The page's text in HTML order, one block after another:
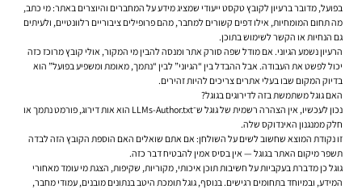
בפועל, מדובר ברעיון לקובץ טקסט ייעודי שמציג מידע על המחברים והיוצרים באתר: מי כתב,
מה תחום המומחיות, אילו דפים קשורים למחבר, מהם פרופילים ציבוריים רלוונטיים, ולעיתים
גם הנחיות או הקשר לשימוש בתוכן.
הרעיון נשמע הגיוני. אם מודל שפה סורק אתר ומנסה להבין מי המקור, אולי קובץ מרוכז כזה
יכול לפשט את העבודה. אבל ההבדל בין “הגיוני” לבין “נתמך, מאומת ומשפיע בפועל” הוא
בדיוק המקום שבו בעלי אתרים צריכים להיות זהירים.
האם גוגל משתמשת בזה לדירוגים בגוגל?
נכון לעכשיו, אין הצהרה רשמית של גוגל ש־LLMs-Author.txt הוא אות דירוג, פורמט נתמך או
חלק ממנגנון האינדוקס שלה.
זו נקודת המוצא שחשוב לשים על השולחן: אם אתם שואלים האם הוספת הקובץ הזה לבדה
תשפר מיקום האתר בגוגל — אין בסיס אמין להבטיח דבר כזה.
גוגל כן מדברת בעקביות על חשיבות תוכן איכותי, מקוריות, שקיפות, הצגת מי עומד מאחורי
המידע, ובמיוחד בתחומים רגישים. בנוסף, גוגל תומכת היטב בנתונים מובנים, עמודי מחבר,